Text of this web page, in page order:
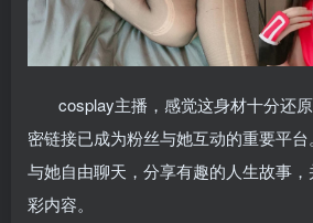
cosplay主播，感觉这身材十分还原
密链接已成为粉丝与她互动的重要平
与她自由聊天，分享有趣的人生故事
彩内容。